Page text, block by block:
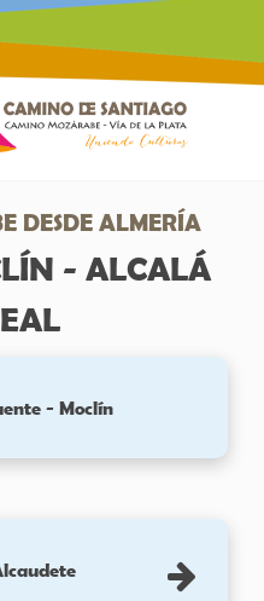
DESDE ALMERÍA
- ALCALÁ
- Moclín